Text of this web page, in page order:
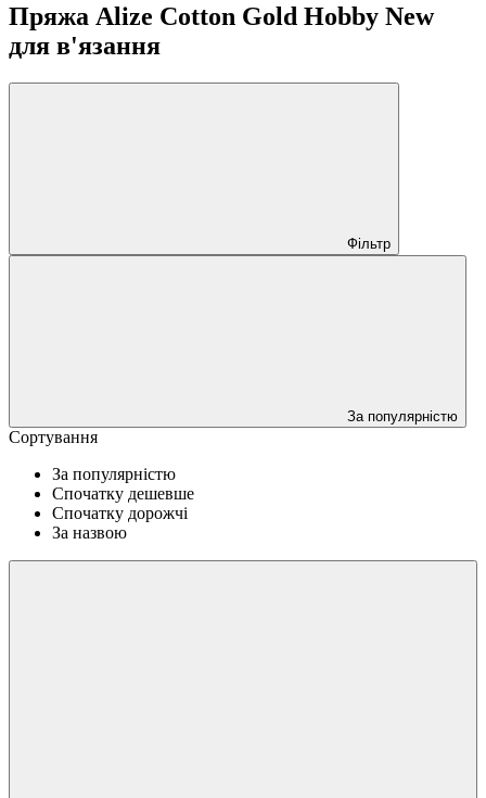
Пряжа Alize Cotton Gold Hobby New
для в'язання
Фільтр
За популярністю
Сортування
За популярністю
Спочатку дешевше
Спочатку дорожчі
За назвою